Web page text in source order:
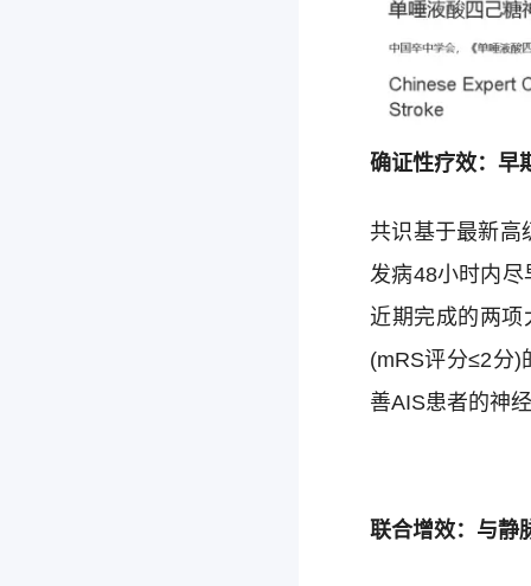
确证性疗效：早
共识基于最新高
发病48小时内尽
近期完成的两
(mRS评分≤2分)
善AIS患者的神
联合增效：与静